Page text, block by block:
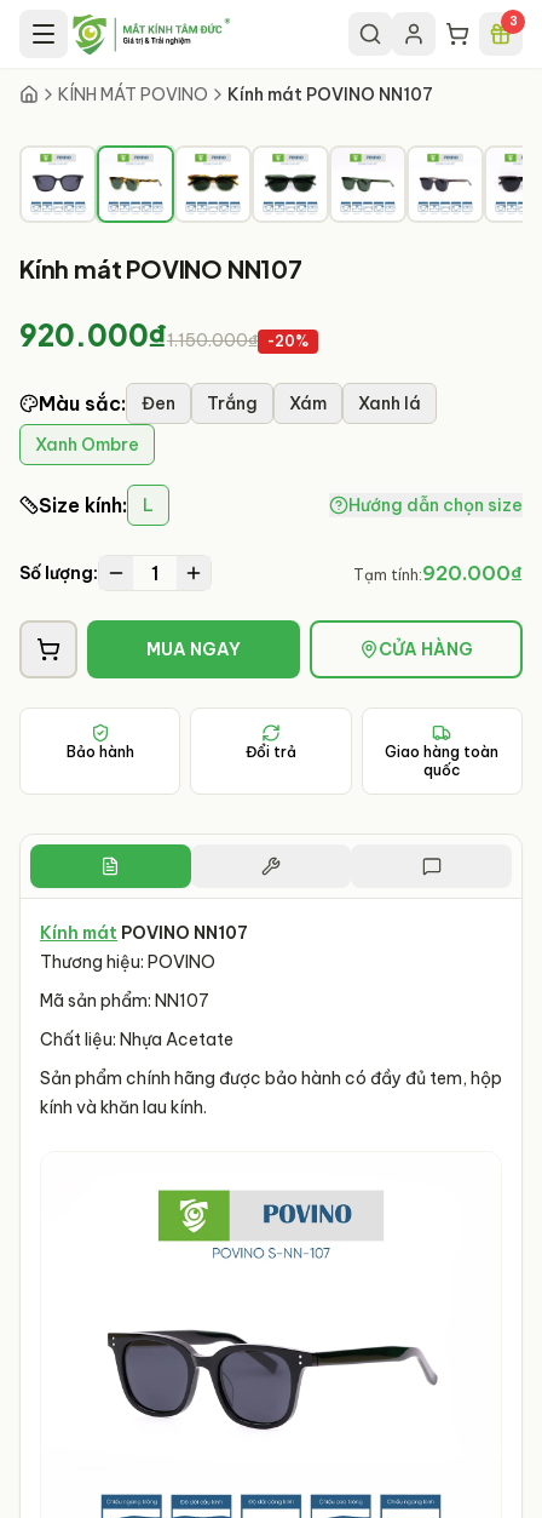
Chuyển đến nội dung chính 3
KÍNH MÁT POVINO Kính mát POVINO NN107
Kính mát POVINO NN107
920.000₫1.150.000₫ -20%
Màu sắc: Đen Trắng Xám
Xanh lá
Xanh Ombre
Size kính: L Hướng dẫn chọn size
Số lượng: 1 Tạm tính:920.000₫
MUA NGAY CỬA HÀNG
Bảo hành Đổi trả
Giao hàng toàn
quốc
Kính mát POVINO NN107
Thương hiệu: POVINO
Mã sản phẩm: NN107
Chất liệu: Nhựa Acetate
Sản phẩm chính hãng được bảo hành có đầy đủ tem, hộp
kính và khăn lau kính.